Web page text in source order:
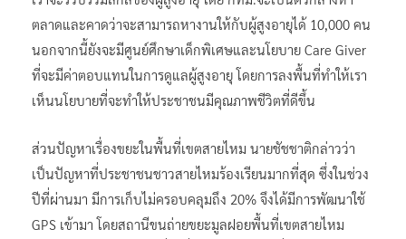
ตลาดและคาดว่าจะสามารถหางานให้กับผู้สูงอายุได้ 10,000 คน
นอกจากนี้ยังจะมีศูนย์ศึกษาเด็กพิเศษและนโยบาย Care Giver
ที่จะมีค่าตอบแทนในการดูแลผู้สูงอายุ โดยการลงพื้นที่ทำให้เรา
เห็นนโยบายที่จะทำให้ประชาชนมีคุณภาพชีวิตที่ดีขึ้น
ส่วนปัญหาเรื่องขยะในพื้นที่เขตสายไหม นายชัชชาติกล่าวว่า
เป็นปัญหาที่ประชาชนชาวสายไหมร้องเรียนมากที่สุด ซึ่งในช่วง
ปีที่ผ่านมา มีการเก็บไม่ครอบคลุมถึง 20% จึงได้มีการพัฒนาใช้
GPS เข้ามา โดยสถานีขนถ่ายขยะมูลฝอยพื้นที่เขตสายไหม